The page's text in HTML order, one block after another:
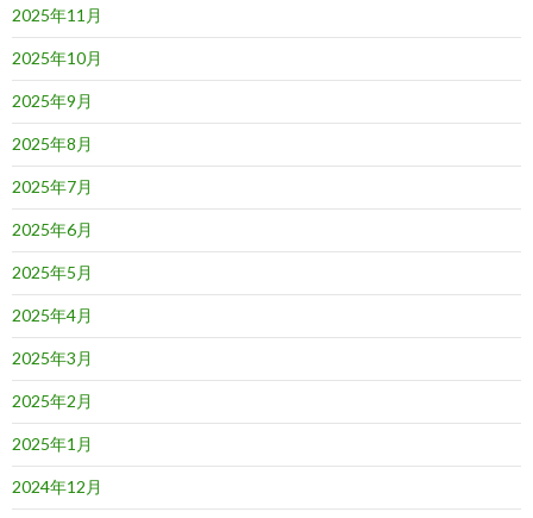
2025年11月
2025年10月
2025年9月
2025年8月
2025年7月
2025年6月
2025年5月
2025年4月
2025年3月
2025年2月
2025年1月
2024年12月